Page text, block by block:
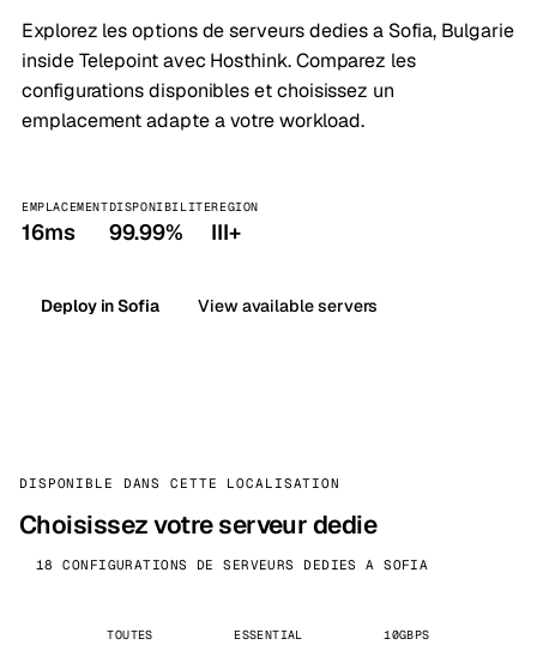
Explorez les options de serveurs dedies a Sofia, Bulgarie
inside Telepoint avec Hosthink. Comparez les
configurations disponibles et choisissez un
emplacement adapte a votre workload.
EMPLACEMENT
16ms
DISPONIBILITE
99.99%
REGION
III+
Deploy in Sofia View available servers
DISPONIBLE DANS CETTE LOCALISATION
Choisissez votre serveur dedie
18 CONFIGURATIONS DE SERVEURS DEDIES A SOFIA
TOUTES ESSENTIAL 10GBPS